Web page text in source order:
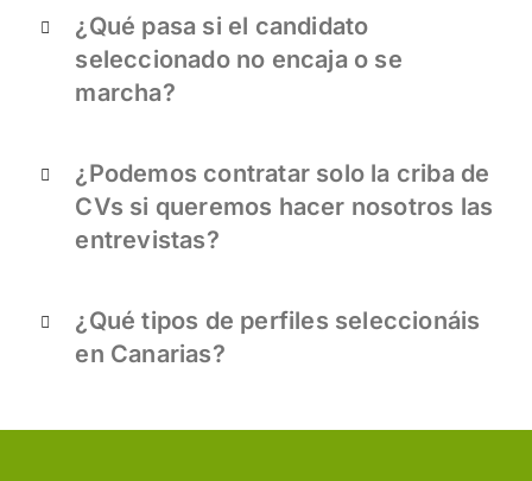
¿Qué pasa si el candidato
seleccionado no encaja o se
marcha?
¿Podemos contratar solo la criba de
CVs si queremos hacer nosotros las
entrevistas?
¿Qué tipos de perfiles seleccionáis
en Canarias?